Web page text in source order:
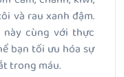
và rau xanh đậm.
cùng với thực
bạn tối ưu hóa sự
trong máu.